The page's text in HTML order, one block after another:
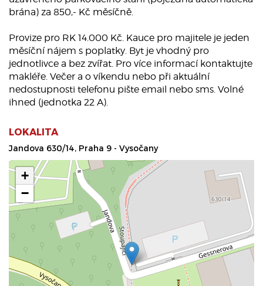
brána) za 850,- Kč měsíčně.
Provize pro RK 14.000 Kč. Kauce pro majitele je jeden
měsíční nájem s poplatky. Byt je vhodný pro
jednotlivce a bez zvířat. Pro více informací kontaktujte
makléře. Večer a o víkendu nebo při aktuální
nedostupnosti telefonu pište email nebo sms. Volné
ihned (jednotka 22 A).
LOKALITA
Jandova 630/14, Praha 9 - Vysočany
+
−